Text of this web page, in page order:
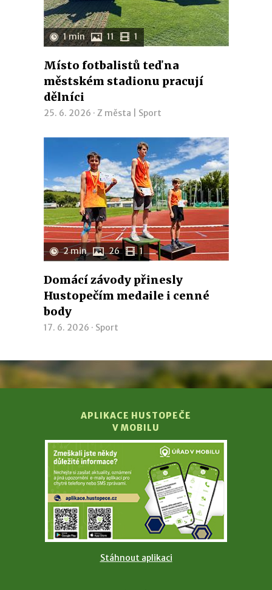
1 min 11 1
Místo fotbalistů teď na
městském stadionu pracují
dělníci
25. 6. 2026 · Z města Sport
2 min 26 1
Domácí závody přinesly
Hustopečím medaile i cenné
body
17. 6. 2026 · Sport
APLIKACE HUSTOPEČE
V MOBILU
Stáhnout aplikaci